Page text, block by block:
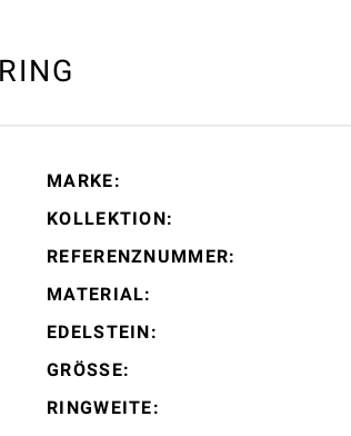
RING
MARKE:
KOLLEKTION:
REFERENZNUMMER:
MATERIAL:
EDELSTEIN:
GRÖSSE:
RINGWEITE: